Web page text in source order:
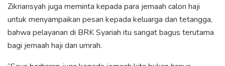
Zikriansyah juga meminta kepada para jemaah calon haji
untuk menyampaikan pesan kepada keluarga dan tetangga,
bahwa pelayanan di BRK Syariah itu sangat bagus terutama
bagi jemaah haji dan umrah.